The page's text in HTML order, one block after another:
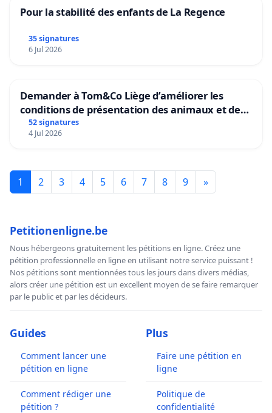
Pour la stabilité des enfants de La Regence
35 signatures
6 Jul 2026
Demander à Tom&Co Liège d’améliorer les
conditions de présentation des animaux et de
mettre fin à la vente d’animaux en magasin
52 signatures
4 Jul 2026
1 2 3 4 5 6 7 8 9 »
Petitionenligne.be
Nous hébergeons gratuitement les pétitions en ligne. Créez une
pétition professionnelle en ligne en utilisant notre service puissant !
Nos pétitions sont mentionnées tous les jours dans divers médias,
alors créer une pétition est un excellent moyen de se faire remarquer
par le public et par les décideurs.
Guides
Comment lancer une
pétition en ligne
Comment rédiger une
pétition ?
Plus
Faire une pétition en
ligne
Politique de
confidentialité